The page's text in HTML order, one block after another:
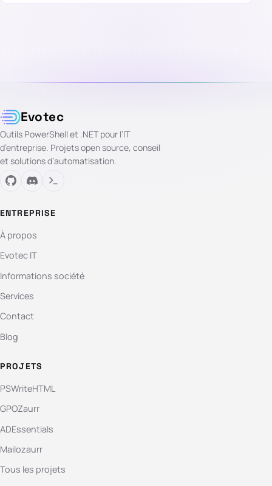
Evotec
Outils PowerShell et .NET pour l’IT
d’entreprise. Projets open source, conseil
et solutions d’automatisation.
ENTREPRISE
À propos
Evotec IT
Informations société
Services
Contact
Blog
PROJETS
PSWriteHTML
GPOZaurr
ADEssentials
Mailozaurr
Tous les projets